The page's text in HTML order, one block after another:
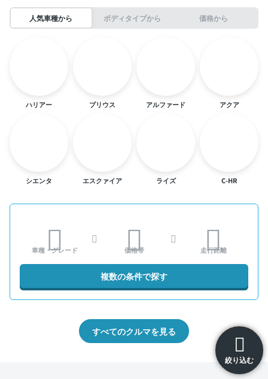
絞り込む
人気車種から ボディタイプから 価格から
ハリアー プリウス アルファード アクア
シエンタ エスクァイア ライズ C-HR
車種・グレード 価格帯 走行距離
複数の条件で探す
すべてのクルマを見る